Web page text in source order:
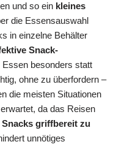
und so ein kleines
die Essensauswahl
in einzelne Behälter
Snack-
besonders statt
ohne zu überfordern –
die meisten Situationen
da das Reisen
Snacks griffbereit zu
unnötiges